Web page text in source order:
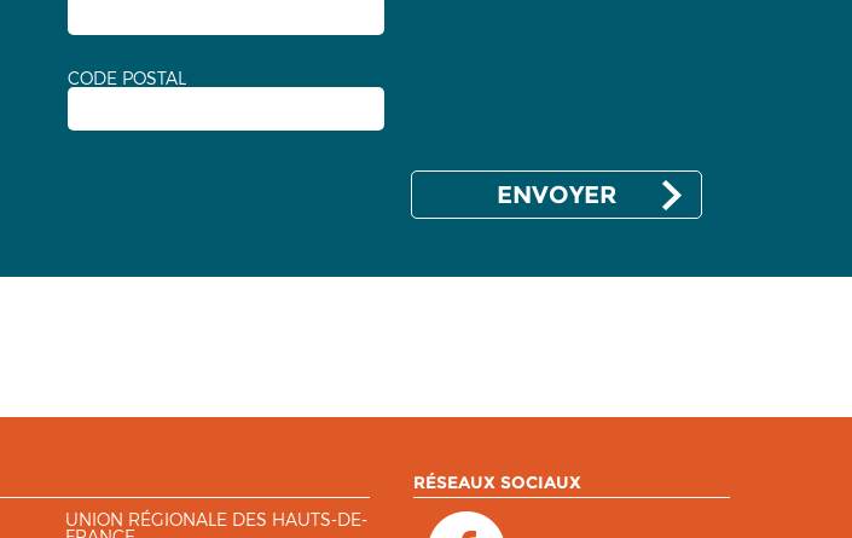
CODE POSTAL
UNION RÉGIONALE DES HAUTS-DE-
RÉSEAUX SOCIAUX